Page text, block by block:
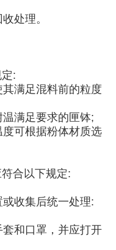
处理。
:
满足混料前的粒度
满足要求的匣钵;
可根据粉体材质选
合以下规定:
收集后统一处理:
和口罩，并应打开